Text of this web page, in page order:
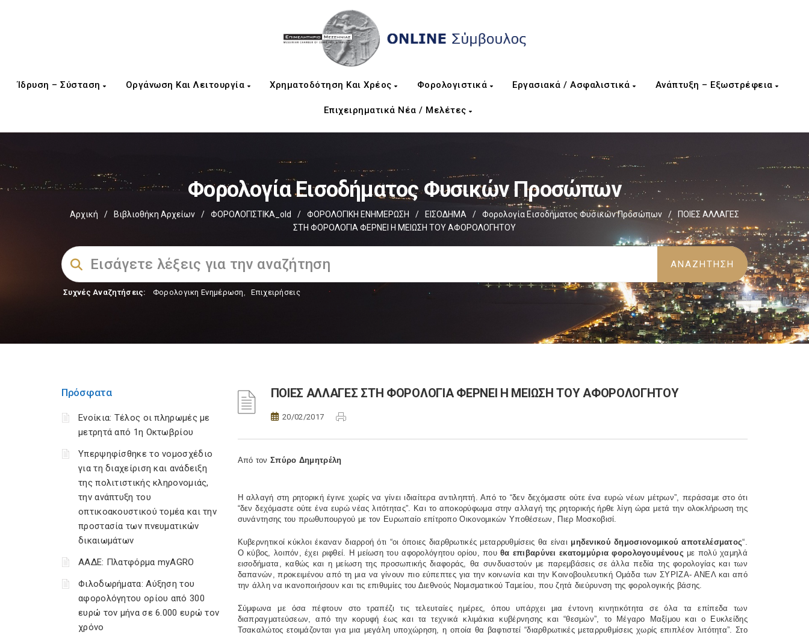
Ίδρυση – Σύσταση Οργάνωση Και Λειτουργία Χρηματοδότηση Και Χρέος Φορολογιστικά Εργασιακά / Ασφαλιστικά Ανάπτυξη – Εξωστρέφεια
Επιχειρηματικά Νέα / Μελέτες
Φορολογία Εισοδήματος Φυσικών Προσώπων
Αρχική / Βιβλιοθήκη Αρχείων / ΦΟΡΟΛΟΓΙΣΤΙΚΑ_old / ΦΟΡΟΛΟΓΙΚΗ ΕΝΗΜΕΡΩΣΗ / ΕΙΣΟΔΗΜΑ / Φορολογία Εισοδήματος Φυσικών Προσώπων /
ΠΟΙΕΣ ΑΛΛΑΓΕΣ
ΣΤΗ ΦΟΡΟΛΟΓΙΑ ΦΕΡΝΕΙ Η ΜΕΙΩΣΗ ΤΟΥ ΑΦΟΡΟΛΟΓΗΤΟΥ
Συχνές Αναζητήσεις: Φορολογικη Ενημέρωση, Επιχειρήσεις
Πρόσφατα
Ενοίκια: Τέλος οι πληρωμές με
μετρητά από 1η Οκτωβρίου
Υπερψηφίσθηκε το νομοσχέδιο
για τη διαχείριση και ανάδειξη
της πολιτιστικής κληρονομιάς,
την ανάπτυξη του
οπτικοακουστικού τομέα και την
προστασία των πνευματικών
δικαιωμάτων
ΑΑΔΕ: Πλατφόρμα myAGRO
Φιλοδωρήματα: Αύξηση του
αφορολόγητου ορίου από 300
ευρώ τον μήνα σε 6.000 ευρώ τον
χρόνο
ΠΟΙΕΣ ΑΛΛΑΓΕΣ ΣΤΗ ΦΟΡΟΛΟΓΙΑ ΦΕΡΝΕΙ Η ΜΕΙΩΣΗ ΤΟΥ ΑΦΟΡΟΛΟΓΗΤΟΥ
20/02/2017
Από τον Σπύρο Δημητρέλη
Η αλλαγή στη ρητορική έγινε χωρίς να γίνει ιδιαίτερα αντιληπτή. Από το “δεν δεχόμαστε ούτε ένα ευρώ νέων μέτρων”, περάσαμε στο ότι
“δεν δεχόμαστε ούτε ένα ευρώ νέας λιτότητας”. Και το αποκορύφωμα στην αλλαγή της ρητορικής ήρθε λίγη ώρα μετά την ολοκλήρωση της
συνάντησης του πρωθυπουργού με τον Ευρωπαίο επίτροπο Οικονομικών Υποθέσεων, Πιερ Μοσκοβισί.
Κυβερνητικοί κύκλοι έκαναν διαρροή ότι “οι όποιες διαρθρωτικές μεταρρυθμίσεις θα είναι μηδενικού δημοσιονομικού αποτελέσματος“.
Ο κύβος, λοιπόν, έχει ριφθεί. Η μείωση του αφορολόγητου ορίου, που θα επιβαρύνει εκατομμύρια φορολογουμένους με πολύ χαμηλά
εισοδήματα, καθώς και η μείωση της προσωπικής διαφοράς, θα συνδυαστούν με παρεμβάσεις σε άλλα πεδία της φορολογίας και των
δαπανών, προκειμένου από τη μια να γίνουν πιο εύπεπτες για την κοινωνία και την Κοινοβουλευτική Ομάδα των ΣΥΡΙΖΑ- ΑΝΕΛ και από
την άλλη να ικανοποιήσουν και τις επιθυμίες του Διεθνούς Νομισματικού Ταμείου, που ζητά διεύρυνση της φορολογικής βάσης.
Σύμφωνα με όσα πέφτουν στο τραπέζι τις τελευταίες ημέρες, όπου υπάρχει μια έντονη κινητικότητα σε όλα τα επίπεδα των
διαπραγματεύσεων, από την κορυφή έως και τα τεχνικά κλιμάκια κυβέρνησης και “θεσμών”, το Μέγαρο Μαξίμου και ο Ευκλείδης
Τσακαλώτος ετοιμάζονται για μια μεγάλη υποχώρηση, η οποία θα βαφτιστεί “διαρθρωτικές μεταρρυθμίσεις χωρίς επιπλέον λιτότητα”. Στο